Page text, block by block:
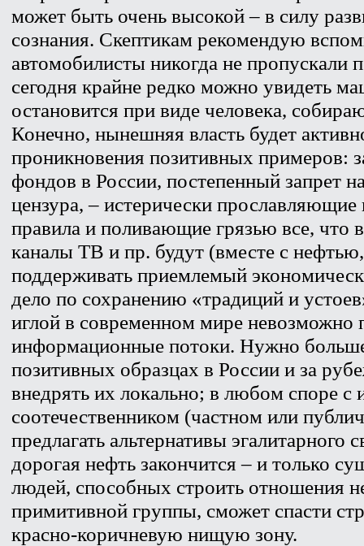
может быть очень высокой – в силу
сознания. Скептикам рекомендую
автомобилисты никогда не пропускали
сегодня крайне редко можно увидеть
остановится при виде человека,
Конечно, нынешняя власть будет
проникновения позитивных примеров:
фондов в России, постепенный запрет
цензура, – истерически
правила и поливающие грязью все, что
каналы ТВ и пр. будут (вместе с
поддерживать приемлемый
дело по сохранению «традиций и
иглой в современном мире невозможно
информационные потоки. Нужно больше
позитивных образцах в России и за
внедрять их локально; в любом споре
соотечественником (частном или
предлагать альтернативы эгалитарного
дорогая нефть закончится – и только
людей, способных строить отношения
примитивной группы, сможет спасти
красно-коричневую нищую зону.